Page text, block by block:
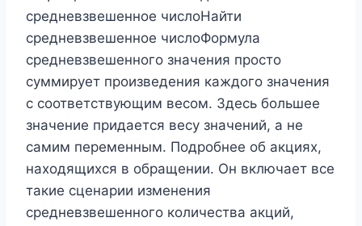
средневзвешенное числоНайти
средневзвешенное числоФормула
средневзвешенного значения просто
суммирует произведения каждого значения
с соответствующим весом. Здесь большее
значение придается весу значений, а не
самим переменным. Подробнее об акциях,
находящихся в обращении. Он включает все
такие сценарии изменения
средневзвешенного количества акций,